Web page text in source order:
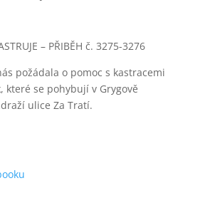
– PŘIBĚH č. 3275-3276
požádala o pomoc s kastracemi
které se pohybují v Grygově
ulice Za Tratí.